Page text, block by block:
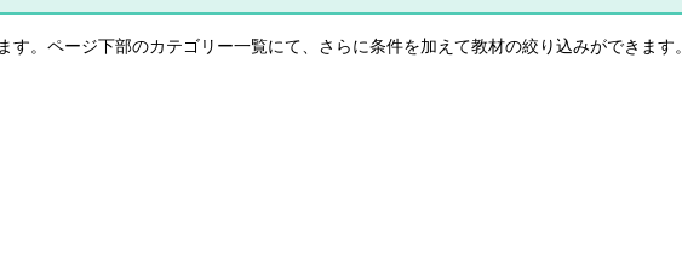
。ページ下部のカテゴリー一覧にて、さらに条件を加えて教材の絞り込みができます。